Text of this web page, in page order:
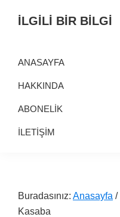
navigasyona
content
alanaİLGİLİ BİR BİLGİ
ANASAYFA
HAKKINDA
ABONELİK
İLETİŞİM
Buradasınız: Anasayfa /
Kasaba